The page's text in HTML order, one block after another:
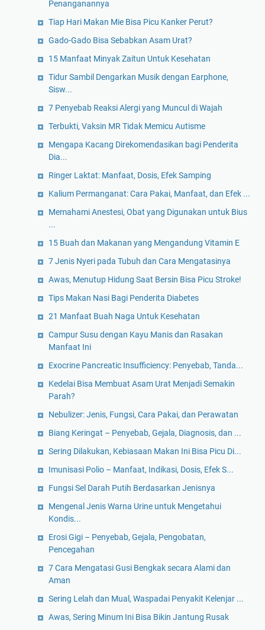
Penanganannya
Tiap Hari Makan Mie Bisa Picu Kanker Perut?
Gado-Gado Bisa Sebabkan Asam Urat?
15 Manfaat Minyak Zaitun Untuk Kesehatan
Tidur Sambil Dengarkan Musik dengan Earphone,
Sisw...
7 Penyebab Reaksi Alergi yang Muncul di Wajah
Terbukti, Vaksin MR Tidak Memicu Autisme
Mengapa Kacang Direkomendasikan bagi Penderita
Dia...
Ringer Laktat: Manfaat, Dosis, Efek Samping
Kalium Permanganat: Cara Pakai, Manfaat, dan Efek ...
Memahami Anestesi, Obat yang Digunakan untuk Bius
...
15 Buah dan Makanan yang Mengandung Vitamin E
7 Jenis Nyeri pada Tubuh dan Cara Mengatasinya
Awas, Menutup Hidung Saat Bersin Bisa Picu Stroke!
Tips Makan Nasi Bagi Penderita Diabetes
21 Manfaat Buah Naga Untuk Kesehatan
Campur Susu dengan Kayu Manis dan Rasakan
Manfaat Ini
Exocrine Pancreatic Insufficiency: Penyebab, Tanda...
Kedelai Bisa Membuat Asam Urat Menjadi Semakin
Parah?
Nebulizer: Jenis, Fungsi, Cara Pakai, dan Perawatan
Biang Keringat – Penyebab, Gejala, Diagnosis, dan ...
Sering Dilakukan, Kebiasaan Makan Ini Bisa Picu Di...
Imunisasi Polio – Manfaat, Indikasi, Dosis, Efek S...
Fungsi Sel Darah Putih Berdasarkan Jenisnya
Mengenal Jenis Warna Urine untuk Mengetahui
Kondis...
Erosi Gigi – Penyebab, Gejala, Pengobatan,
Pencegahan
7 Cara Mengatasi Gusi Bengkak secara Alami dan
Aman
Sering Lelah dan Mual, Waspadai Penyakit Kelenjar ...
Awas, Sering Minum Ini Bisa Bikin Jantung Rusak